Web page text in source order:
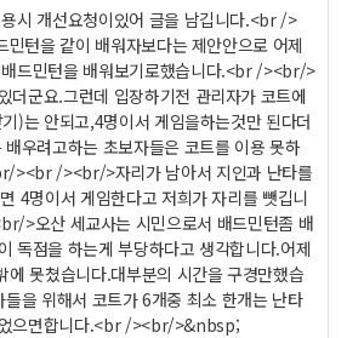
시 개선요청이있어 글을 남깁니다.<br />
턴을 같이 배워자보다는 제안안으로 어제
드민턴을 배워보기로했습니다.<br /><br/>
더군요.그런데 입장하기전 관리자가 코트에
)는 안되고,4명이서 게임을하는것만 된다더
우려고하는 초보자들은 코트를 이용 못하
><br /><br/>자리가 남아서 지인과 난타를
4명이서 게임한다고 저희가 자리를 뺏깁니
>오산 세교사는 시민으로서 배드민턴좀 배
독점을 하는게 부당하다고 생각합니다.어제
에 못쳤습니다.대부분의 시간을 구경만했습
을 위해서 코트가 6개중 최소 한개는 난타
으면합니다.<br /><br/>&nbsp;